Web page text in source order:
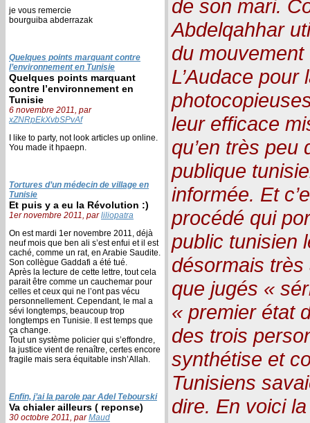
je vous remercie
bourguiba abderrazak
Quelques points marquant contre
l’environnement en Tunisie
Quelques points marquant
contre l’environnement en
Tunisie
6 novembre 2011, par
xZNRpEkXvbSPvAf
I like to party, not look articles up online.
You made it hpaepn.
Tortures d’un médecin de village en
Tunisie
Et puis y a eu la Révolution :)
1er novembre 2011, parliliopatra
On est mardi 1er novembre 2011, déjà
neuf mois que ben ali s’est enfui et il est
caché, comme un rat, en Arabie Saudite.
Son collègue Gaddafi a été tué.
Après la lecture de cette lettre, tout cela
parait être comme un cauchemar pour
celles et ceux qui ne l’ont pas vécu
personnellement. Cependant, le mal a
sévi longtemps, beaucoup trop
longtemps en Tunisie. Il est temps que
ça change.
Tout un système policier qui s’effondre,
la justice vient de renaître, certes encore
fragile mais sera équitable insh’Allah.
Enfin, j’ai la parole par Adel Tebourski
Va chialer ailleurs ( reponse)
30 octobre 2011, parMaud
de son mari.
Abdelqahhar
du
L’Audace
leur efficace
qu’en très peu
publique
informée. Et
procédé qui
public tunisien
désormais
que jugés «
« premier état
des trois
synthétise et
Tunisiens
dire. En voici